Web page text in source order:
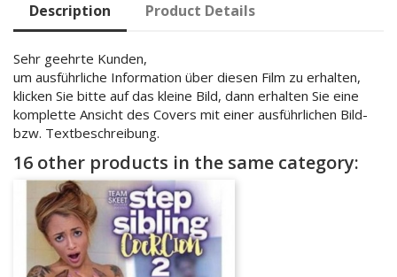
Description Product Details
Sehr geehrte Kunden,
um ausführliche Information über diesen Film zu erhalten,
klicken Sie bitte auf das kleine Bild, dann erhalten Sie eine
komplette Ansicht des Covers mit einer ausführlichen Bild-
bzw. Textbeschreibung.
16 other products in the same category: